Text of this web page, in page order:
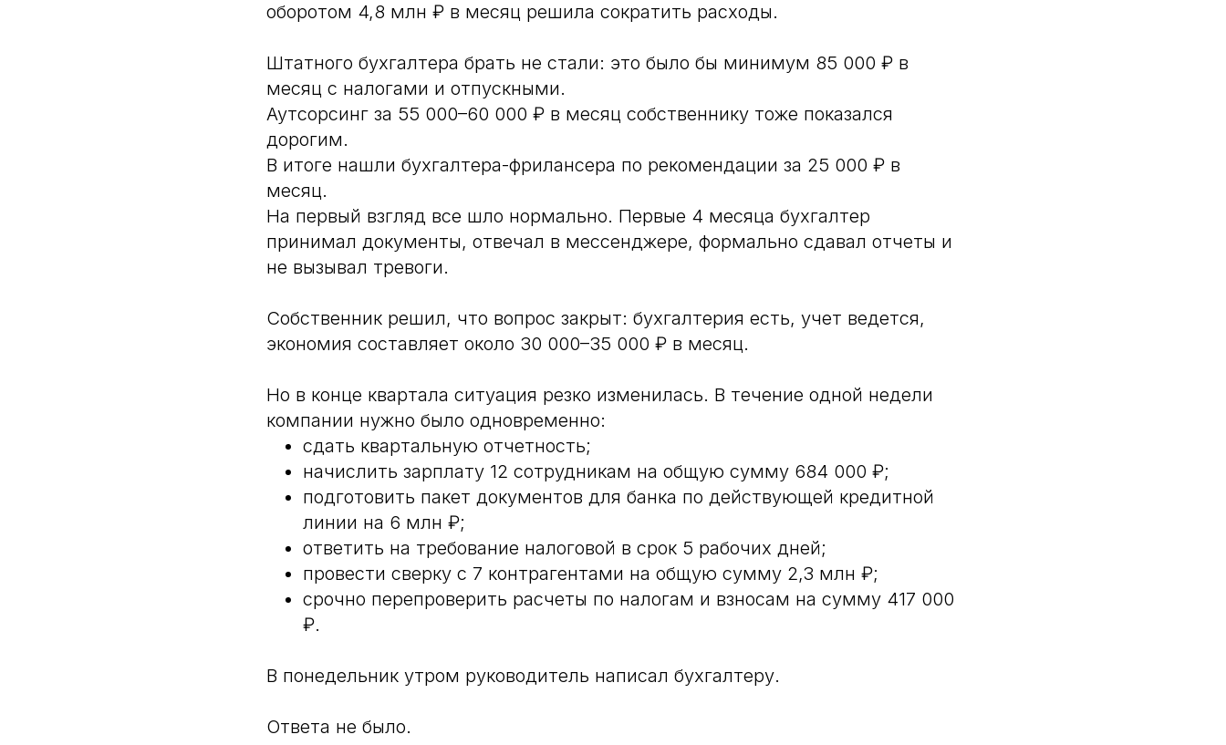
оборотом 4,8 млн ₽ в месяц решила сократить расходы.
Штатного бухгалтера брать не стали: это было бы минимум 85 000 ₽ в
месяц с налогами и отпускными.
Аутсорсинг за 55 000–60 000 ₽ в месяц собственнику тоже показался
дорогим.
В итоге нашли бухгалтера-фрилансера по рекомендации за 25 000 ₽ в
месяц.
На первый взгляд все шло нормально. Первые 4 месяца бухгалтер
принимал документы, отвечал в мессенджере, формально сдавал отчеты и
не вызывал тревоги.
Собственник решил, что вопрос закрыт: бухгалтерия есть, учет ведется,
экономия составляет около 30 000–35 000 ₽ в месяц.
Но в конце квартала ситуация резко изменилась. В течение одной недели
компании нужно было одновременно:
сдать квартальную отчетность;
начислить зарплату 12 сотрудникам на общую сумму 684 000 ₽;
подготовить пакет документов для банка по действующей кредитной
линии на 6 млн ₽;
ответить на требование налоговой в срок 5 рабочих дней;
провести сверку с 7 контрагентами на общую сумму 2,3 млн ₽;
срочно перепроверить расчеты по налогам и взносам на сумму 417 000
₽.
В понедельник утром руководитель написал бухгалтеру.
Ответа не было.